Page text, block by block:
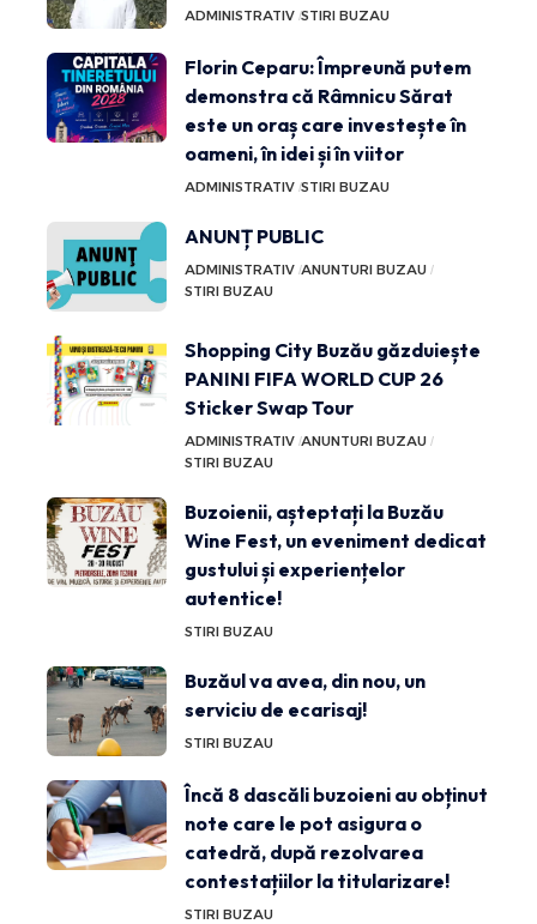
ADMINISTRATIV STIRI BUZAU
Florin Ceparu: Împreună putem
demonstra că Râmnicu Sărat
este un oraș care investește în
oameni, în idei și în viitor
ADMINISTRATIV STIRI BUZAU
ANUNȚ PUBLIC
ADMINISTRATIV ANUNTURI BUZAU
STIRI BUZAU
Shopping City Buzău găzduiește
PANINI FIFA WORLD CUP 26
Sticker Swap Tour
ADMINISTRATIV ANUNTURI BUZAU
STIRI BUZAU
Buzoienii, așteptați la Buzău
Wine Fest, un eveniment dedicat
gustului și experiențelor
autentice!
STIRI BUZAU
Buzăul va avea, din nou, un
serviciu de ecarisaj!
STIRI BUZAU
Încă 8 dascăli buzoieni au obținut
note care le pot asigura o
catedră, după rezolvarea
contestațiilor la titularizare!
STIRI BUZAU